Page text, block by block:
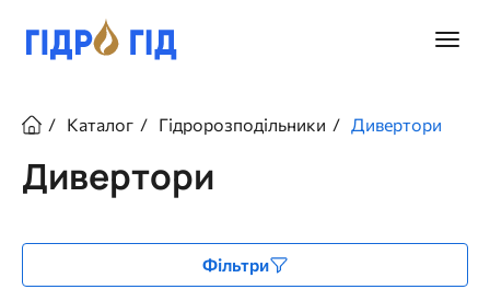
основного
РядокКаталог Гідророзподільники Дивертори
Дивертори
Фільтри